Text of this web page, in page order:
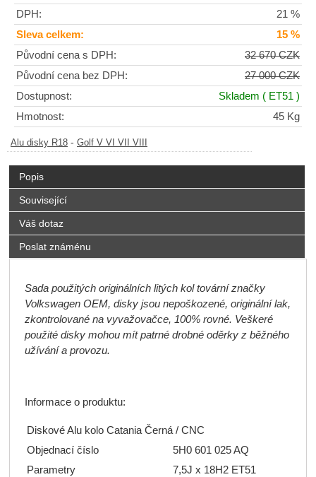
DPH:
21 %
Sleva celkem:
15 %
Původní cena s DPH:
32 670 CZK
Původní cena bez DPH:
27 000 CZK
Dostupnost:
Skladem ( ET51 )
Hmotnost:
45 Kg
Alu disky R18 - Golf V VI VII VIII
Popis
Související
Váš dotaz
Poslat známénu
Sada použitých originálních litých kol tovární značky
Volkswagen OEM, disky jsou nepoškozené, originální lak,
zkontrolované na vyvažovačce, 100% rovné. Veškeré
použité disky mohou mít patrné drobné oděrky z běžného
užívání a provozu.
Informace o produktu:
Diskové Alu kolo Catania Černá / CNC
Objednací číslo
5H0 601 025 AQ
Parametry
7,5J x 18H2 ET51